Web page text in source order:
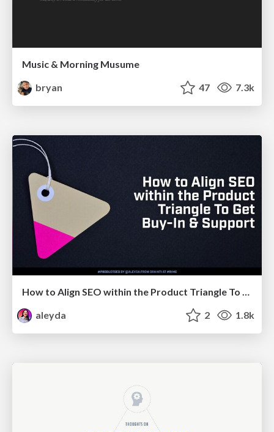
Music & Morning Musume
bryan
47 7.3k
How to Align SEO within the Product Triangle To Get Buy-In & Support - #RIMC
aleyda
2 1.8k